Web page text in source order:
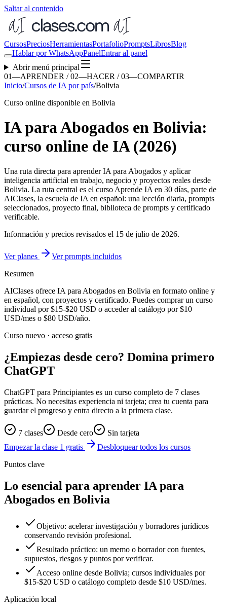
Saltar al contenido
CursosPreciosHerramientasPortafolioPromptsLibrosBlog
Hablar por WhatsAppPanelEntrar al panel
Abrir menú principal
01—APRENDER / 02—HACER / 03—COMPARTIR
Inicio/Cursos de IA por país/Bolivia
Curso online disponible en Bolivia
IA para Abogados en Bolivia:
curso online de IA (2026)
Una ruta directa para aprenderIA para Abogados y aplicar
inteligencia artificial en trabajo, negocio y proyectos reales desde
Bolivia. La ruta central es el curso Aprende IA en 30 días, parte de
AIClases, la escuela de IA en español: una lección diaria, prompts
seleccionados, proyecto final, biblioteca de prompts y certificado
verificable.
Información y precios revisados el 15 de julio de 2026.
Ver planes
Ver prompts incluidos
Resumen
AIClases ofrece IA para Abogados en Bolivia en formato online y
en español, con proyectos y certificado. Puedes comprar un curso
individual por$15-$20 USD o acceder al catálogo por$10
USD/mes o $80 USD/año.
Curso nuevo · acceso gratis
¿Empiezas desde cero? Domina primero
ChatGPT
ChatGPT para Principiantes es un curso completo de 7 clases
prácticas. No necesitas experiencia ni tarjeta; crea tu cuenta para
guardar el progreso y entra directo a la primera clase.
7 clases Desde cero
Sin tarjeta
Empezar la clase 1 gratis
Desbloquear todos los cursos
Puntos clave
Lo esencial para aprender IA para
Abogados en Bolivia
Objetivo: acelerar investigación y borradores jurídicos
conservando revisión profesional.
Resultado práctico: un memo o borrador con fuentes,
supuestos, riesgos y puntos por verificar.
Acceso online desde Bolivia; cursos individuales por
$15-$20 USD o catálogo completo desde $10 USD/mes.
Aplicación local